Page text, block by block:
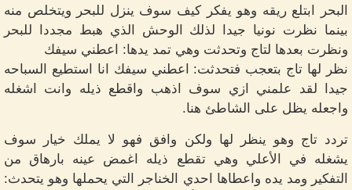
البحر ابتلع ريقه وهو يفكر كيف سوف ينزل للبحر ويتخلص منه
بينما نظرت نونيا جيدا لذلك الوحش الذي هبط مجددا للبحر
ونظرت بعدها لتاج وتحدثت وهي تمد يدها: اعطني سيفك
نظر لها تاج بتعجب فتحدثت: اعطني سيفك انا استطيع السباحه
جيدا لقد علمني ازي سوف اذهب واقطع ذيله وانت اشغله
واجعله يظل على الشاطئ هنا.
تردد تاج وهو ينظر لها ولكن وافق فهو لا يملك خيار سوف
يشغله في الأعلي وهي تقطع ذيله اغمض عينه بارهاق من
التفكير ومد يده واعطاها احدي الخناجر التي يحملها وهو يتحدث: